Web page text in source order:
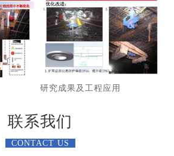
研究成果及工程应用
联系我们
CONTACT US